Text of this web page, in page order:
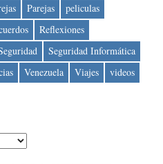
Parejas
peliculas
Reflexiones
Seguridad Informática
Venezuela Viajes videos